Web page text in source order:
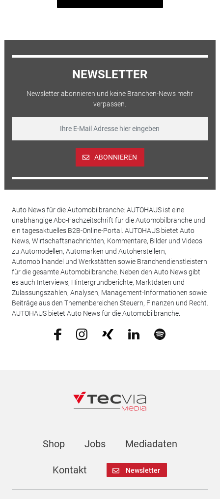
NEWSLETTER
Newsletter abonnieren und keine Branchen-News mehr
verpassen.
ABONNIEREN
Auto News für die Automobilbranche: AUTOHAUS ist eine
unabhängige Abo-Fachzeitschrift für die Automobilbranche und
ein tagesaktuelles B2B-Online-Portal. AUTOHAUS bietet Auto
News, Wirtschaftsnachrichten, Kommentare, Bilder und Videos
zu Automodellen, Automarken und Autoherstellern,
Automobilhandel und Werkstätten sowie Branchendienstleistern
für die gesamte Automobilbranche. Neben den Auto News gibt
es auch Interviews, Hintergrundberichte, Marktdaten und
Zulassungszahlen, Analysen, Management-Informationen sowie
Beiträge aus den Themenbereichen Steuern, Finanzen und Recht.
AUTOHAUS bietet Auto News für die Automobilbranche.
Shop Jobs Mediadaten
Kontakt Newsletter